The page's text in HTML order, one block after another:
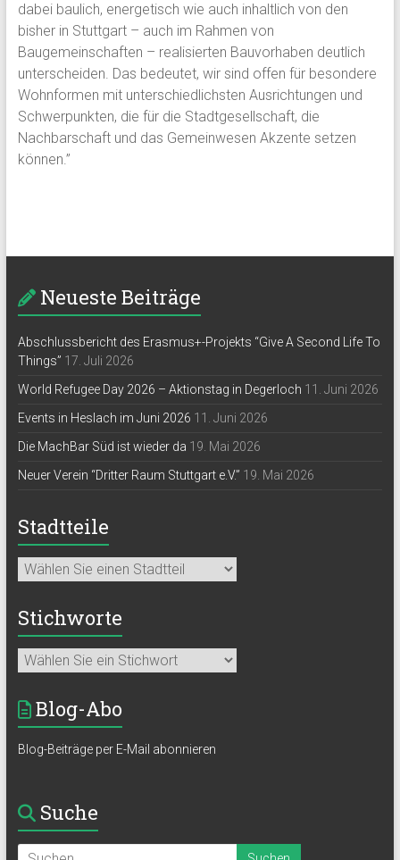
dabei baulich, energetisch wie auch inhaltlich von den
bisher in Stuttgart – auch im Rahmen von
Baugemeinschaften – realisierten Bauvorhaben deutlich
unterscheiden. Das bedeutet, wir sind offen für besondere
Wohnformen mit unterschiedlichsten Ausrichtungen und
Schwerpunkten, die für die Stadtgesellschaft, die
Nachbarschaft und das Gemeinwesen Akzente setzen
können.”
Neueste Beiträge
Abschlussbericht des Erasmus+-Projekts “Give A Second Life To
Things” 17. Juli 2026
World Refugee Day 2026 – Aktionstag in Degerloch 11. Juni 2026
Events in Heslach im Juni 2026 11. Juni 2026
Die MachBar Süd ist wieder da 19. Mai 2026
Neuer Verein “Dritter Raum Stuttgart e.V.” 19. Mai 2026
Stadtteile
Stichworte
Blog-Abo
Blog-Beiträge per E-Mail abonnieren
Suche